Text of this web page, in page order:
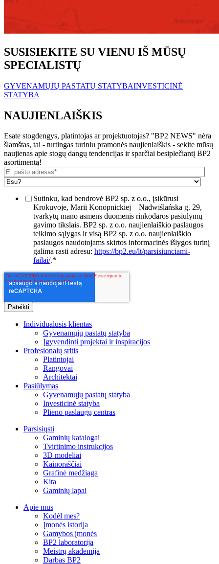
SUSISIEKITE SU VIENU IŠ MŪSŲ
SPECIALISTŲ
GYVENAMŲJŲ PASTATŲ STATYBAINVESTICINĖ
STATYBA
NAUJIENLAIŠKIS
Esate stogdengys, platintojas ar projektuotojas? "BP2 NEWS" nėra
šlamštas, tai - turtingas turiniu pramonės naujienlaiškis - sekite mūsų
naujienas apie stogų dangų tendencijas ir sparčiai besiplečiantį BP2
asortimentą!
Sutinku, kad bendrovė BP2 sp. z o.o., įsikūrusi
Krokuvoje, Marii Konopnickiej
Nadwiślańska g. 29,
tvarkytų mano asmens duomenis rinkodaros pasiūlymų
gavimo tikslais. BP2 sp. z o.o. naujienlaiškio paslaugos
teikimo sąlygas ir visą BP2 sp. z o.o. naujienlaiškio
paslaugos naudotojams skirtos informacinės išlygos turinį
galima rasti adresu: https://bp2.eu/lt/parsisiunciami-
failai/.*
Individualusis klientas
Gyvenamųjų pastatų statyba
Įgyvendinti projektai ir inspiracijos
Profesionalų sritis
Platintojai
Rangovai
Architektai
Pasiūlymas
Gyvenamųjų pastatų statyba
Investicinė statyba
Plieno paslaugų centras
Parsisiųsti
Gaminių katalogai
Tvirtinimo instrukcijos
3D modeliai
Kainoraščiai
Grafinė medžiaga
Kita
Gaminių lapai
Apie mus
Kodėl mes?
Įmonės istorija
Gamybos įmonės
BP2 laboratorija
Meistrų akademija
Darbas BP2